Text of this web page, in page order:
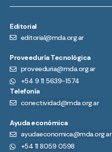
Editorial
editorial@mda.org.ar
Proveeduría Tecnológica
proveeduria@mda.org.ar
+54 9 11 5639-1574
Telefonía
conectividad@mda.org.ar
Ayuda económica
ayudaeconomica@mda.org.ar
+54 11 8059 0598